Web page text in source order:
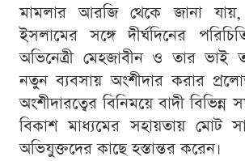
মামলার আরজি থেকে জানা
ইসলামের সঙ্গে দীর্ঘদিনের
অভিনেত্রী মেহজাবীন ও তার ভাই
নতুন ব্যবসায় অংশীদার করার
অংশীদারত্বের বিনিময়ে বাদী
বিকাশ মাধ্যমের সহায়তায় মোট
অভিযুক্তদের কাছে হস্তান্তর করেন।